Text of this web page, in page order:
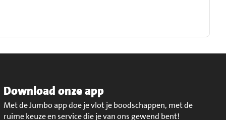
Download onze app
Met de Jumbo app doe je vlot je boodschappen, met de
ruime keuze en service die je van ons gewend bent!